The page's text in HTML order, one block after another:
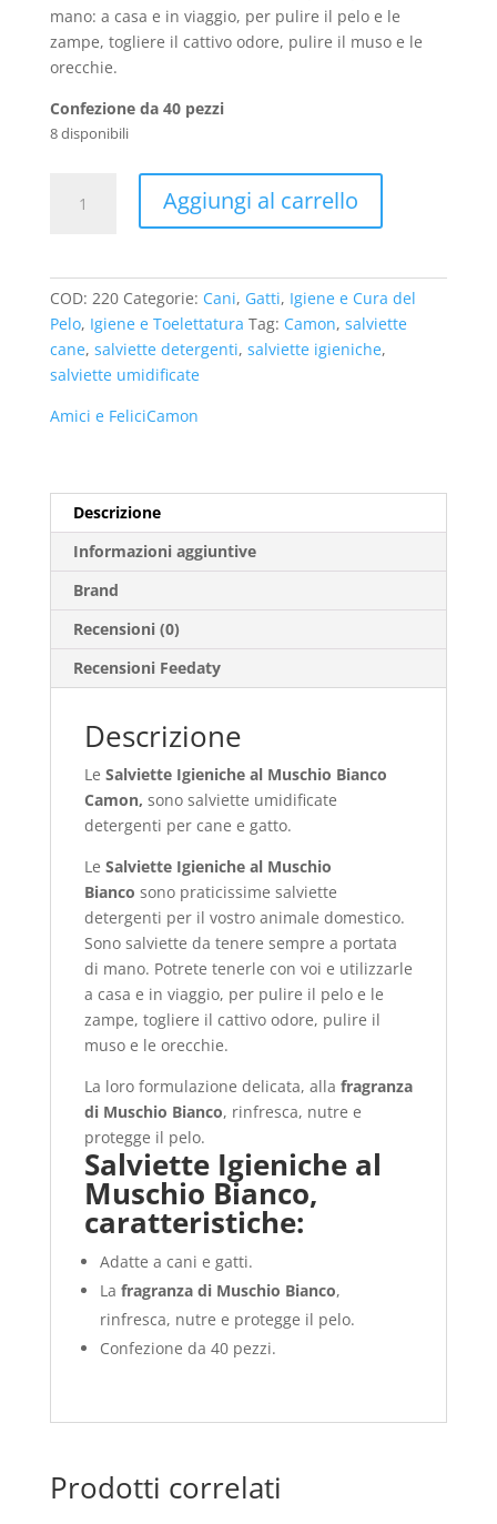
mano: a casa e in viaggio, per pulire il pelo e le
zampe, togliere il cattivo odore, pulire il muso e le
orecchie.
Confezione da 40 pezzi
8 disponibili
Igieniche
Camon
quantità
Aggiungi al carrello
COD: 220 Categorie: Cani, Gatti, Igiene e Cura del
Pelo, Igiene e Toelettatura Tag: Camon, salviette
cane, salviette detergenti, salviette igieniche,
salviette umidificate
Amici e FeliciCamon
Descrizione
Informazioni aggiuntive
Brand
Recensioni (0)
Recensioni Feedaty
Descrizione
Le Salviette Igieniche al Muschio Bianco
Camon, sono salviette umidificate
detergenti per cane e gatto.
Le Salviette Igieniche al Muschio
Bianco sono praticissime salviette
detergenti per il vostro animale domestico.
Sono salviette da tenere sempre a portata
di mano. Potrete tenerle con voi e utilizzarle
a casa e in viaggio, per pulire il pelo e le
zampe, togliere il cattivo odore, pulire il
muso e le orecchie.
La loro formulazione delicata, alla fragranza
di Muschio Bianco, rinfresca, nutre e
protegge il pelo.
Salviette Igieniche al
Muschio Bianco,
caratteristiche:
Adatte a cani e gatti.
La fragranza di Muschio Bianco,
rinfresca, nutre e protegge il pelo.
Confezione da 40 pezzi.
Prodotti correlati